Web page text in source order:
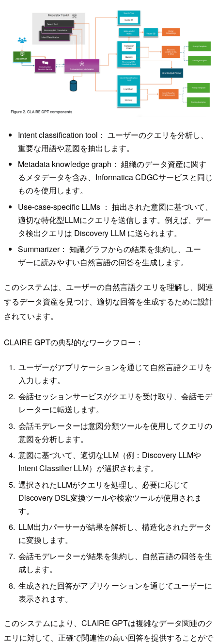
Intent classification tool： ユーザーのクエリを分析し、
重要な用語や意図を抽出します。
Metadata knowledge graph： 組織のデータ資産に関す
るメタデータを含み、Informatica CDGCサービスと同じ
ものを使用します。
Use-case-specific LLMs ： 抽出された意図に基づいて、
適切な特化型LLMにクエリを送信します。例えば、デー
タ検出クエリは Discovery LLM に送られます。
Summarizer： 知識グラフからの結果を集約し、ユー
ザーに読みやすい自然言語の回答を生成します。
このシステムは、ユーザーの自然言語クエリを理解し、関連
するデータ資産を見つけ、適切な回答を生成するために設計
されています。
CLAIRE GPTの典型的なワークフロー：
ユーザーがアプリケーションを通じて自然言語クエリを
入力します。
会話セッションサービスがクエリを受け取り、会話モデ
レーターに転送します。
会話モデレーターは意図分類ツールを使用してクエリの
意図を分析します。
意図に基づいて、適切なLLM（例：Discovery LLMや
Intent Classifier LLM）が選択されます。
選択されたLLMがクエリを処理し、必要に応じて
Discovery DSL変換ツールや検索ツールが使用されま
す。
LLM出力パーサーが結果を解析し、構造化されたデータ
に変換します。
会話モデレーターが結果を集約し、自然言語の回答を生
成します。
生成された回答がアプリケーションを通じてユーザーに
表示されます。
このシステムにより、CLAIRE GPTは複雑なデータ関連のク
エリに対して、正確で関連性の高い回答を提供することがで